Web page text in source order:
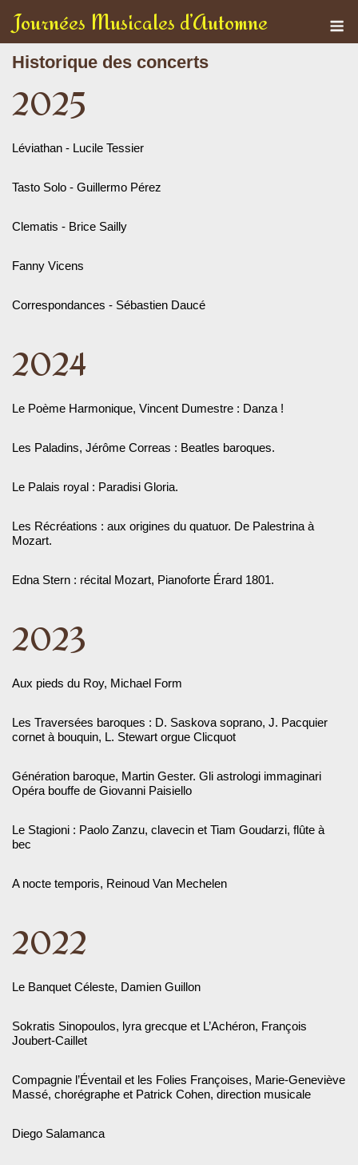
Journées Musicales d’Automne
Historique des concerts
2025
Léviathan - Lucile Tessier
Tasto Solo - Guillermo Pérez
Clematis - Brice Sailly
Fanny Vicens
Correspondances - Sébastien Daucé
2024
Le Poème Harmonique, Vincent Dumestre : Danza !
Les Paladins, Jérôme Correas : Beatles baroques.
Le Palais royal : Paradisi Gloria.
Les Récréations : aux origines du quatuor. De Palestrina à
Mozart.
Edna Stern : récital Mozart, Pianoforte Érard 1801.
2023
Aux pieds du Roy, Michael Form
Les Traversées baroques : D. Saskova soprano, J. Pacquier
cornet à bouquin, L. Stewart orgue Clicquot
Génération baroque, Martin Gester. Gli astrologi immaginari
Opéra bouffe de Giovanni Paisiello
Le Stagioni : Paolo Zanzu, clavecin et Tiam Goudarzi, flûte à
bec
A nocte temporis, Reinoud Van Mechelen
2022
Le Banquet Céleste, Damien Guillon
Sokratis Sinopoulos, lyra grecque et L’Achéron, François
Joubert-Caillet
Compagnie l’Éventail et les Folies Françoises, Marie-Geneviève
Massé, chorégraphe et Patrick Cohen, direction musicale
Diego Salamanca